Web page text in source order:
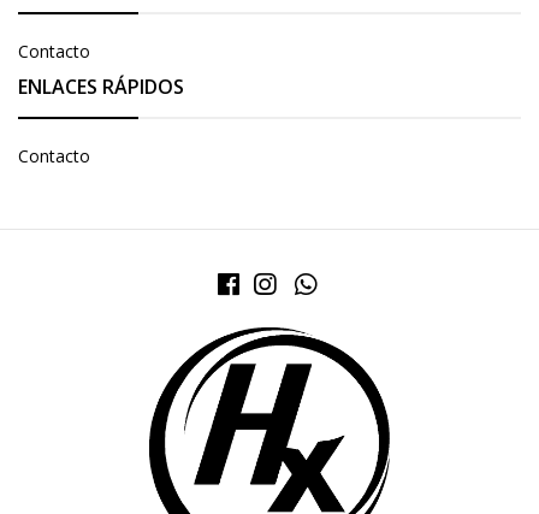
Contacto
ENLACES RÁPIDOS
Contacto